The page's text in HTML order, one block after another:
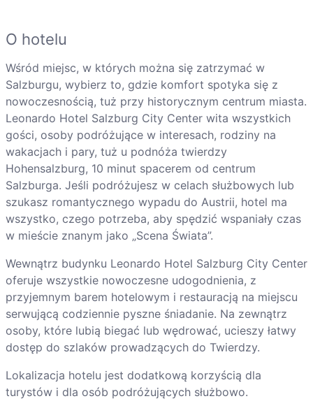
O hotelu
Wśród miejsc, w których można się zatrzymać w
Salzburgu, wybierz to, gdzie komfort spotyka się z
nowoczesnością, tuż przy historycznym centrum miasta.
Leonardo Hotel Salzburg City Center wita wszystkich
gości, osoby podróżujące w interesach, rodziny na
wakacjach i pary, tuż u podnóża twierdzy
Hohensalzburg, 10 minut spacerem od centrum
Salzburga. Jeśli podróżujesz w celach służbowych lub
szukasz romantycznego wypadu do Austrii, hotel ma
wszystko, czego potrzeba, aby spędzić wspaniały czas
w mieście znanym jako „Scena Świata”.
Wewnątrz budynku Leonardo Hotel Salzburg City Center
oferuje wszystkie nowoczesne udogodnienia, z
przyjemnym barem hotelowym i restauracją na miejscu
serwującą codziennie pyszne śniadanie. Na zewnątrz
osoby, które lubią biegać lub wędrować, ucieszy łatwy
dostęp do szlaków prowadzących do Twierdzy.
Lokalizacja hotelu jest dodatkową korzyścią dla
turystów i dla osób podróżujących służbowo.